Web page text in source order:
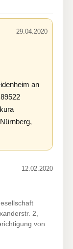
29.04.2020
an
12.02.2020
2,
von